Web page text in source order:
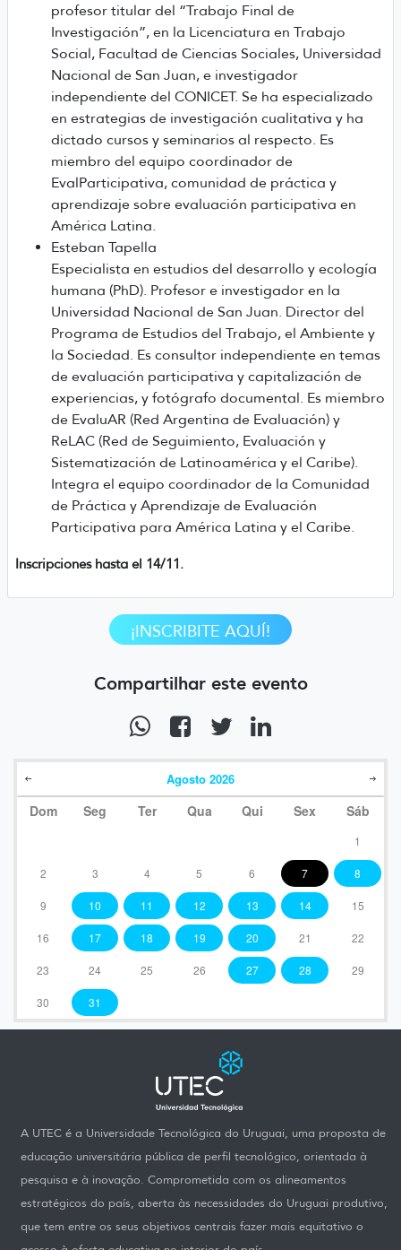
Agosto 2026
Dom Seg Ter Qua Qui Sex Sáb
1
2 3 4 5 6 7 8
9 10 11 12 13 14 15
16 17 18 19 20 21 22
23 24 25 26 27 28 29
30 31
profesor titular del “Trabajo Final de
Investigación”, en la Licenciatura en Trabajo
Social, Facultad de Ciencias Sociales, Universidad
Nacional de San Juan, e investigador
independiente del CONICET. Se ha especializado
en estrategias de investigación cualitativa y ha
dictado cursos y seminarios al respecto. Es
miembro del equipo coordinador de
EvalParticipativa, comunidad de práctica y
aprendizaje sobre evaluación participativa en
América Latina.
Esteban Tapella
Especialista en estudios del desarrollo y ecología
humana (PhD). Profesor e investigador en la
Universidad Nacional de San Juan. Director del
Programa de Estudios del Trabajo, el Ambiente y
la Sociedad. Es consultor independiente en temas
de evaluación participativa y capitalización de
experiencias, y fotógrafo documental. Es miembro
de EvaluAR (Red Argentina de Evaluación) y
ReLAC (Red de Seguimiento, Evaluación y
Sistematización de Latinoamérica y el Caribe).
Integra el equipo coordinador de la Comunidad
de Práctica y Aprendizaje de Evaluación
Participativa para América Latina y el Caribe.
Inscripciones hasta el 14/11.
¡INSCRIBITE AQUÍ!
Compartilhar este evento
A UTEC é a Universidade Tecnológica do Uruguai, uma proposta de
educação universitária pública de perfil tecnológico, orientada à
pesquisa e à inovação. Comprometida com os alineamentos
estratégicos do país, aberta às necessidades do Uruguai produtivo,
que tem entre os seus objetivos centrais fazer mais equitativo o